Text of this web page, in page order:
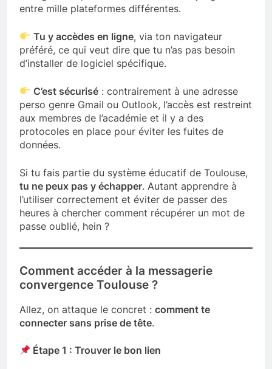
entre mille plateformes différentes.
Tu y accèdes en ligne, via ton navigateur
préféré, ce qui veut dire que tu n’as pas besoin
d’installer de logiciel spécifique.
C’est sécurisé : contrairement à une adresse
perso genre Gmail ou Outlook, l’accès est restreint
aux membres de l’académie et il y a des
protocoles en place pour éviter les fuites de
données.
Si tu fais partie du système éducatif de Toulouse,
tu ne peux pas y échapper. Autant apprendre à
l’utiliser correctement et éviter de passer des
heures à chercher comment récupérer un mot de
passe oublié, hein ?
Comment accéder à la messagerie
convergence Toulouse ?
Allez, on attaque le concret : comment te
connecter sans prise de tête.
Étape 1 : Trouver le bon lien